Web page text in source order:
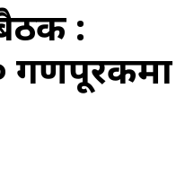
बैठक :
गणपूरकमा